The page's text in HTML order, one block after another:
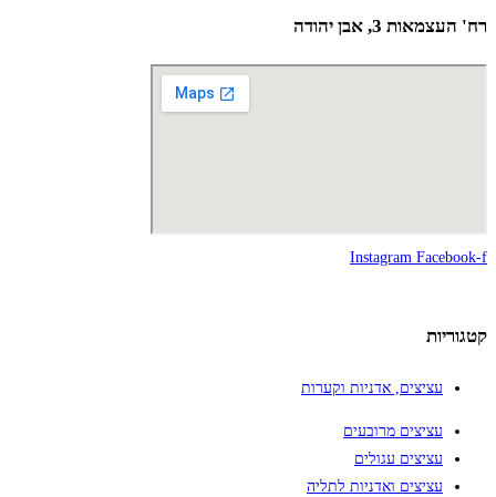
רח' העצמאות 3, אבן יהודה
Instagram Facebook-f
קטגוריות
עציצים, אדניות וקערות
עציצים מרובעים
עציצים עגולים
עציצים ואדניות לתליה